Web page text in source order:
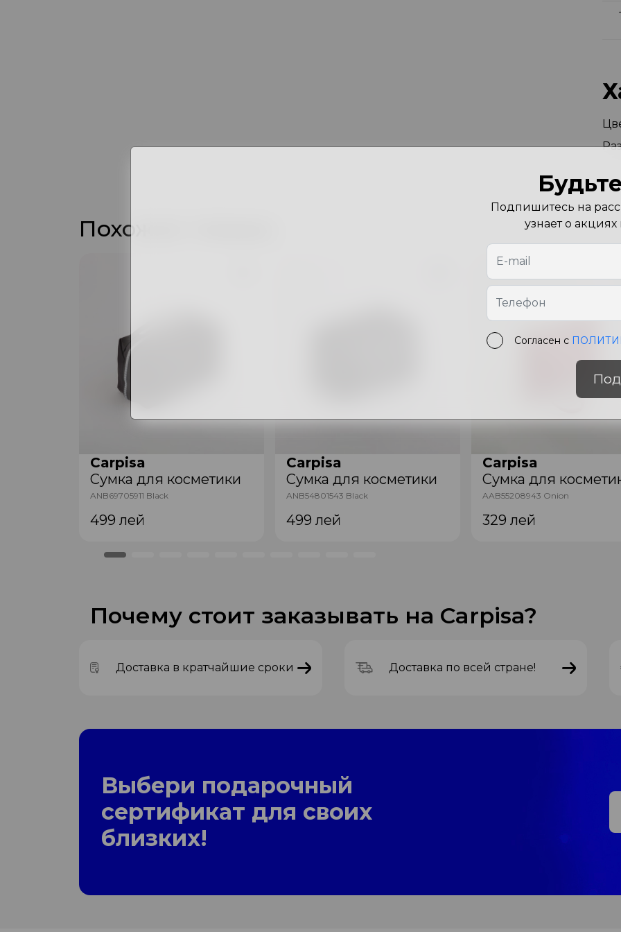
Похожие товары
Carpisa
Сумка для косметики
ANB69705911 Black
499 лей
Carpisa
Сумка для косметики
ANB54801543 Black
499 лей
Carpisa
Сумка для
AAB55208943 Onion
329 лей
Почему стоит заказывать на Carpisa?
Доставка в кратчайшие сроки Доставка по всей стране!
Выбери подарочный
сертификат для своих
близких!
Подпишитесь на
узнает о
Согласен с